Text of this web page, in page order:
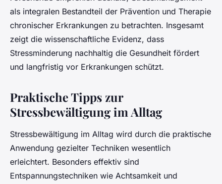
als integralen Bestandteil der Prävention und Therapie
chronischer Erkrankungen zu betrachten. Insgesamt
zeigt die wissenschaftliche Evidenz, dass
Stressminderung nachhaltig die Gesundheit fördert
und langfristig vor Erkrankungen schützt.
Praktische Tipps zur
Stressbewältigung im Alltag
Stressbewältigung im Alltag wird durch die praktische
Anwendung gezielter Techniken wesentlich
erleichtert. Besonders effektiv sind
Entspannungstechniken wie Achtsamkeit und